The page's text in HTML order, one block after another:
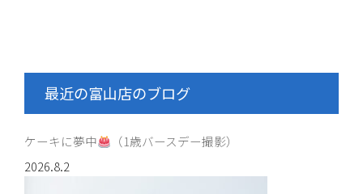
最近の富山店のブログ
ケーキに夢中
（1歳バースデー撮影）
2026.8.2